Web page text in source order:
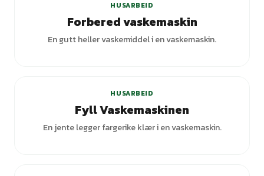
HUSARBEID
Forbered vaskemaskin
En gutt heller vaskemiddel i en vaskemaskin.
HUSARBEID
Fyll Vaskemaskinen
En jente legger fargerike klær i en vaskemaskin.